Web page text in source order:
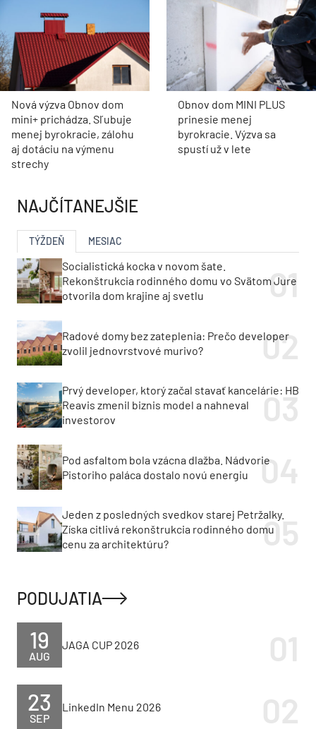
Nová výzva Obnov dom
mini+ prichádza. Sľubuje
menej byrokracie, zálohu
aj dotáciu na výmenu
strechy
Obnov dom MINI PLUS
prinesie menej
byrokracie. Výzva sa
spustí už v lete
NAJČÍTANEJŠIE
TÝŽDEŇ MESIAC
Socialistická kocka v novom šate.
Rekonštrukcia rodinného domu vo Svätom Jure
otvorila dom krajine aj svetlu
Radové domy bez zateplenia: Prečo developer
zvolil jednovrstvové murivo?
Prvý developer, ktorý začal stavať kancelárie: HB
Reavis zmenil biznis model a nahneval
investorov
Pod asfaltom bola vzácna dlažba. Nádvorie
Pistoriho paláca dostalo novú energiu
Jeden z posledných svedkov starej Petržalky.
Získa citlivá rekonštrukcia rodinného domu
cenu za architektúru?
PODUJATIA
AUG
19 JAGA CUP 2026
SEP
23 LinkedIn Menu 2026